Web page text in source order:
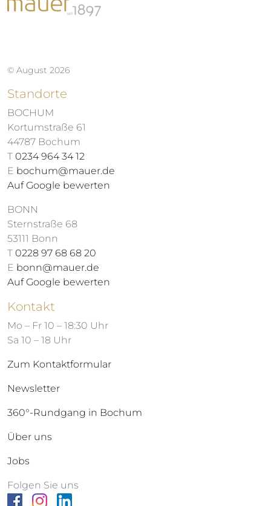
© August 2026
Standorte
BOCHUM
Kortumstraße 61
44787 Bochum
T 0234 964 34 12
E bochum@mauer.de
Auf Google bewerten
BONN
Sternstraße 68
53111 Bonn
T 0228 97 68 68 20
E bonn@mauer.de
Auf Google bewerten
Kontakt
Mo – Fr 10 – 18:30 Uhr
Sa 10 – 18 Uhr
Zum Kontaktformular
Newsletter
360°-Rundgang in Bochum
Über uns
Jobs
Folgen Sie uns